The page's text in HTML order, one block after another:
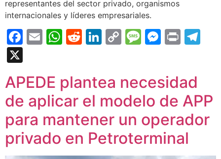
representantes del sector privado, organismos
internacionales y líderes empresariales.
Facebook
EmailWhatsApp
Reddit
LinkedIn
CopyMessage
Print
APEDE plantea necesidad
de aplicar el modelo de APP
para mantener un operador
privado en Petroterminal